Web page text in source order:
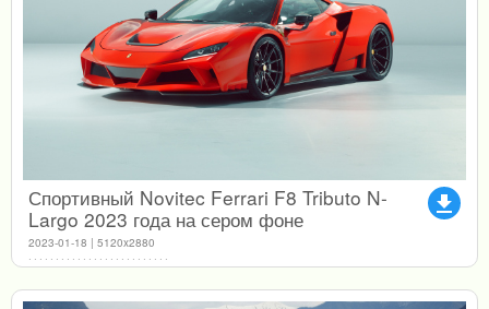
file_download
Спортивный Novitec Ferrari F8 Tributo N-
Largo 2023 года на сером фоне
2023-01-18 | 5120x2880